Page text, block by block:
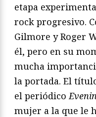
etapa
rock progresivo.
Gilmore y Roger
él, pero en su
mucha
la portada. El
el periódico
mujer a la que le